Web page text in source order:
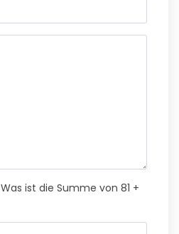
Was ist die Summe von 81 +